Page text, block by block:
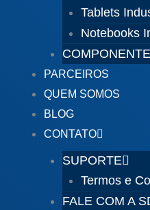
Tablets
Notebooks
PARCEIROS
QUEM SOMOS
BLOG
CONTATO
SUPORTE
Termos e
FALE COM A